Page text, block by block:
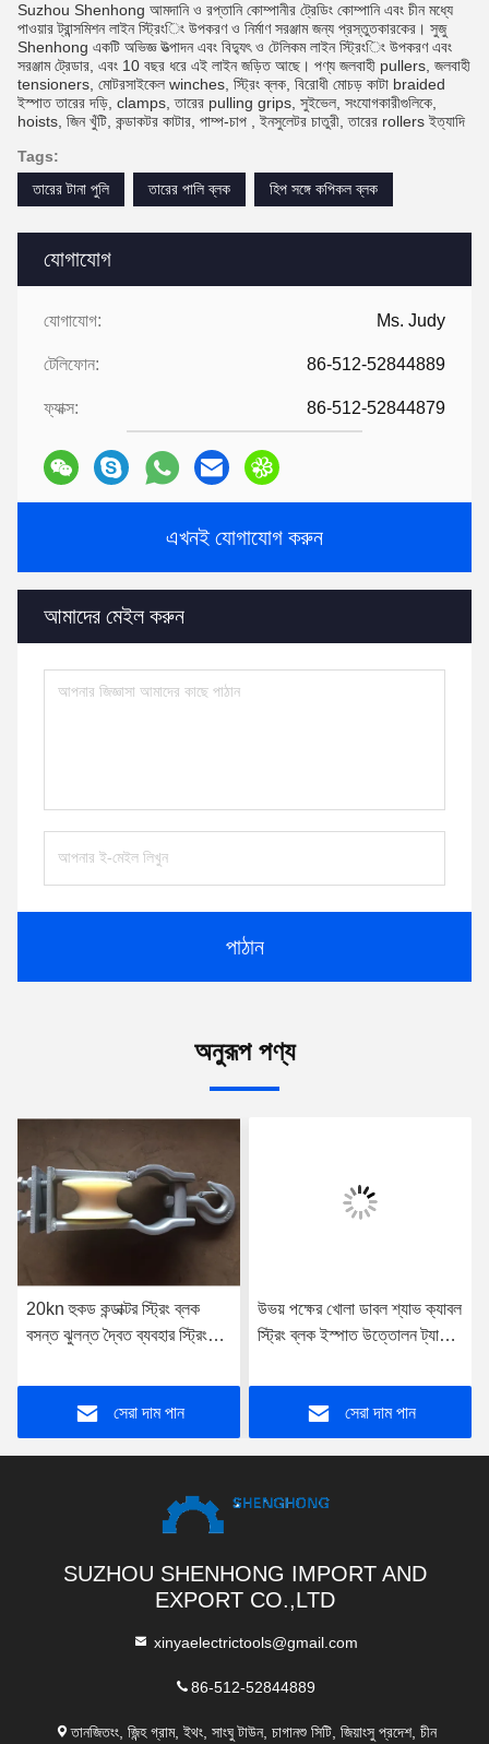
যোগাযোগ
যোগাযোগ: Ms. Judy
টেলিফোন: 86-512-52844889
ফ্যাক্স: 86-512-52844879
এখনই যোগাযোগ করুন
আমাদের মেইল করুন
পাঠান
Suzhou Shenhong আমদানি ও রপ্তানি কোম্পানীর ট্রেডিং কোম্পানি এবং চীন মধ্যে
পাওয়ার ট্রান্সমিশন লাইন স্ট্রিংিং উপকরণ ও নির্মাণ সরঞ্জাম জন্য প্রস্তুতকারকের। সুজু
Shenhong একটি অভিজ্ঞ উত্পাদন এবং বিদ্যুৎ ও টেলিকম লাইন স্ট্রিংিং উপকরণ এবং
সরঞ্জাম ট্রেডার, এবং 10 বছর ধরে এই লাইন জড়িত আছে। পণ্য জলবাহী pullers, জলবাহী
tensioners, মোটরসাইকেল winches, স্ট্রিং ব্লক, বিরোধী মোচড় কাটা braided
ইস্পাত তারের দড়ি, clamps, তারের pulling grips, সুইভেল, সংযোগকারীগুলিকে,
hoists, জিন খুঁটি, কন্ডাকটর কাটার, পাম্প-চাপ , ইনসুলেটর চাতুরী, তারের rollers ইত্যাদি
Tags:
তারের টানা পুলি
তারের পালি ব্লক হিপ সঙ্গে কপিকল ব্লক
অনুরূপ পণ্য
20kn হুকড কন্ডাক্টর স্ট্রিং ব্লক
বসন্ত ঝুলন্ত দ্বৈত ব্যবহার স্ট্রিং
সেরা দাম পান
উভয় পক্ষের খোলা ডাবল শ্যাভ ক্যাবল
স্ট্রিং ব্লক ইস্পাত উত্তোলন ট্যাকল
সেরা দাম পান
SUZHOU SHENHONG IMPORT AND
EXPORT CO.,LTD
xinyaelectrictools@gmail.com
86-512-52844889
তানজিতংং, জিন্হ গ্রাম, ইথং, সাংঘু টাউন, চাগানশু সিটি, জিয়াংসু প্রদেশ, চীন